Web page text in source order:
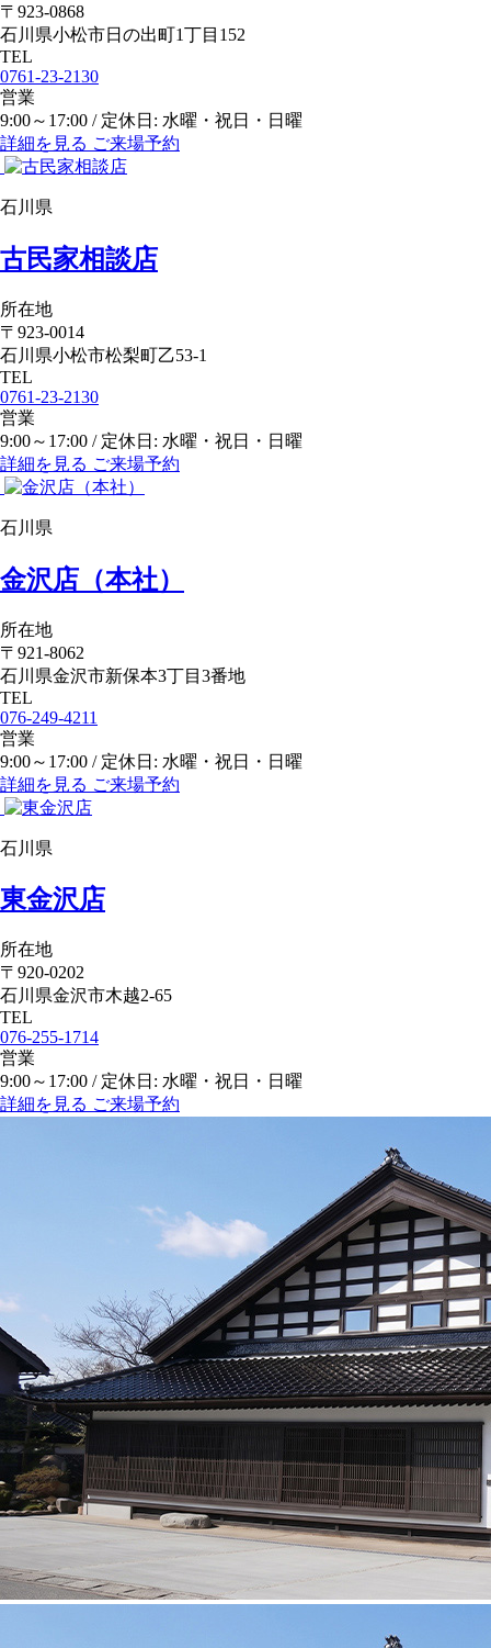
〒923-0868
石川県小松市日の出町1丁目152
TEL
0761-23-2130
営業
9:00～17:00 / 定休日: 水曜・祝日・日曜
詳細を見る ご来場予約
石川県
古民家相談店
所在地
〒923-0014
石川県小松市松梨町乙53-1
TEL
0761-23-2130
営業
9:00～17:00 / 定休日: 水曜・祝日・日曜
詳細を見る ご来場予約
石川県
金沢店（本社）
所在地
〒921-8062
石川県金沢市新保本3丁目3番地
TEL
076-249-4211
営業
9:00～17:00 / 定休日: 水曜・祝日・日曜
詳細を見る ご来場予約
石川県
東金沢店
所在地
〒920-0202
石川県金沢市木越2-65
TEL
076-255-1714
営業
9:00～17:00 / 定休日: 水曜・祝日・日曜
詳細を見る ご来場予約